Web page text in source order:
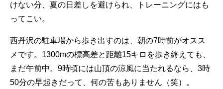
けない分、夏の日差しを避けられ、トレーニングにはも
ってこい。
西丹沢の駐車場から歩き出すのは、朝の7時前がオスス
メです。1300mの標高差と距離15キロを歩き終えても、
まだ午前中。9時頃には山頂の涼風に当たれるなら、3時
50分の早起きだって、何の苦もありません（笑）。